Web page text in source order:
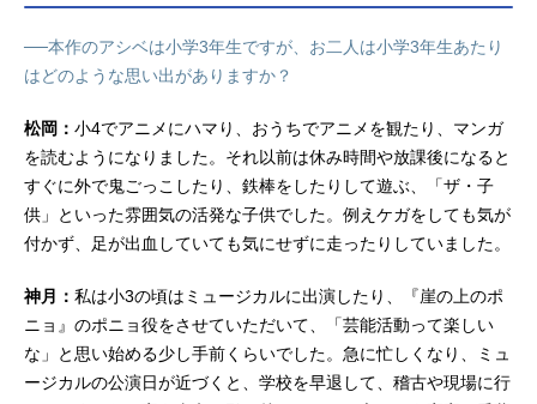
──本作のアシベは小学3年生ですが、お二人は小学3年生あたり
はどのような思い出がありますか？
松岡： 小4でアニメにハマり、おうちでアニメを観たり、マンガ
を読むようになりました。それ以前は休み時間や放課後になると
すぐに外で鬼ごっこしたり、鉄棒をしたりして遊ぶ、「ザ・子
供」といった雰囲気の活発な子供でした。例えケガをしても気が
付かず、足が出血していても気にせずに走ったりしていました。
神月： 私は小3の頃はミュージカルに出演したり、『崖の上のポ
ニョ』のポニョ役をさせていただいて、「芸能活動って楽しい
な」と思い始める少し手前くらいでした。急に忙しくなり、ミュ
ージカルの公演日が近づくと、学校を早退して、稽古や現場に行